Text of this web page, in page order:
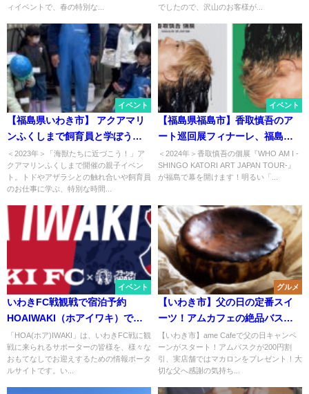
ィイベントで、春の特別な...
でしたので、沢山のお客様が...
イベント
【福島県いわき市】 アクアマリ
ンふくしまで飼育員と学ぼう！
海獣たちに近づこう！
＜2023年＞「海獣たちに近づこう！」ア
クアマリンふくしまで開催の親子イベン
ト。トドやアザラシとの触れ合いや飼育員
のお仕事に学ぶ、特別な時間...
イベント
【福島県福島市】香取慎吾のア
ート巡回展フィナーレ、福島で
緑の魔法に包まれる！WHO AM I
-SHINGO KATORI ART JAPAN
TOUR-最終章をお見逃しなく
＜2024年＞香取慎吾の個展『WHO AM I -
SHINGO KATORI ART JAPAN TOUR-』
が福島で幕を開けます！明るい「...
イベント
いわきFC戦観戦で宿泊予約
HOAIWAKI（ホアイワキ）でお
もてなし電子クーポンが2000円
分が使える
「HOA(ホア)IWAKI」は、いわきFC戦に観
戦に来られるサポーターの皆様を、様々な
おもてなしでお迎えするための情報ポータ
ルサイトです。い...
グルメ
【いわき市】父の日の定番スイ
ーツ！アムカフェの絶品バスク
チーズケーキが今だけお得なキ
ャンペーン開催
【いわき市】ame Cafeで父の日キャンペ
ーンがスタート！アムバスクが200円割
引、実店舗ではマカロンをプレゼント！大
切な父へ感謝の気持ち...